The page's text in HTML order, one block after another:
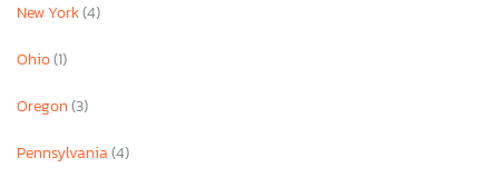
New York(4)
Ohio(1)
Oregon(3)
Pennsylvania(4)